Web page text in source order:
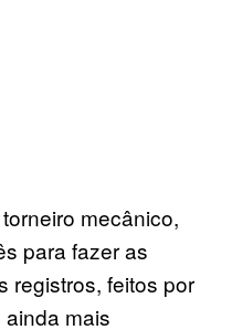
mecânico,
para fazer as
registros, feitos por
mais